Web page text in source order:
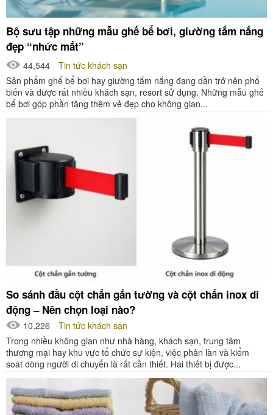
Bộ sưu tập những mẫu ghế bể bơi, giường tắm nắng
đẹp “nhức mắt”
44,544
Tin tức khách sạn
Sản phẩm ghế bể bơi hay giường tắm nắng đang dần trở nên phổ
biến và được rất nhiều khách sạn, resort sử dụng. Những mẫu ghế
bể bơi góp phần tăng thêm vẻ đẹp cho không gian...
So sánh đầu cột chắn gắn tường và cột chắn inox di
động – Nên chọn loại nào?
10,226
Tin tức khách sạn
Trong nhiều không gian như nhà hàng, khách sạn, trung tâm
thương mại hay khu vực tổ chức sự kiện, việc phân làn và kiểm
soát dòng người di chuyển là rất cần thiết. Hai thiết bị được...